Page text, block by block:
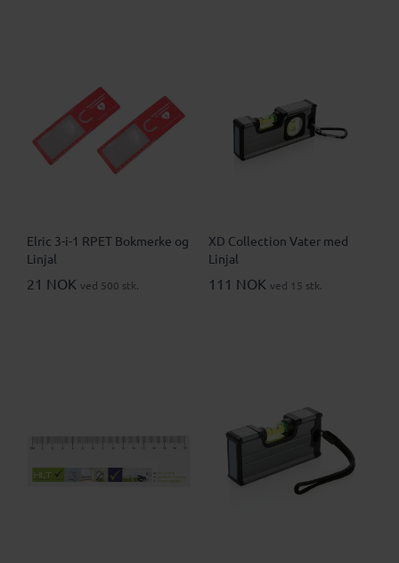
Elric 3-i-1 RPET Bokmerke og
Linjal
21 NOK ved 500 stk.
XD Collection Vater med
Linjal
111 NOK ved 15 stk.